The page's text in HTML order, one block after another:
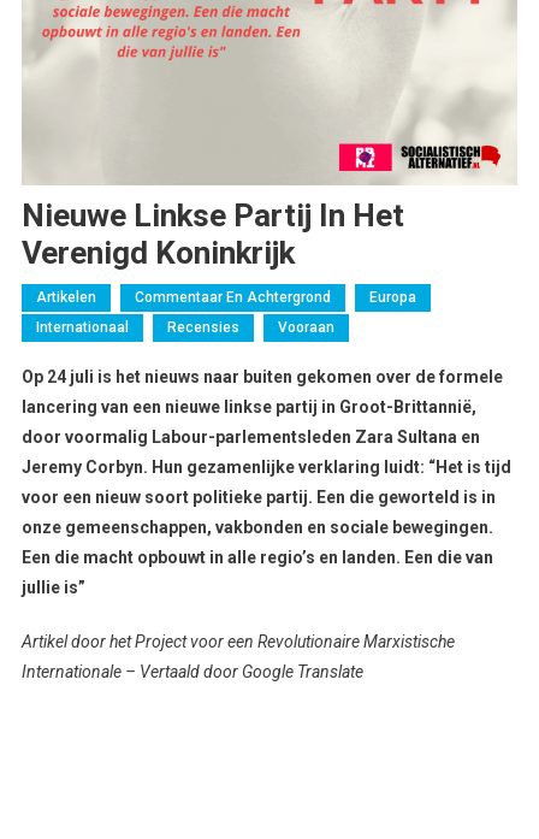
Nieuwe Linkse Partij In Het
Verenigd Koninkrijk
Artikelen Commentaar En Achtergrond
Europa
Internationaal
Recensies Vooraan
Op 24 juli is het nieuws naar buiten gekomen over de formele
lancering van een nieuwe linkse partij in Groot-Brittannië,
door voormalig Labour-parlementsleden Zara Sultana en
Jeremy Corbyn. Hun gezamenlijke verklaring luidt: “Het is tijd
voor een nieuw soort politieke partij. Een die geworteld is in
onze gemeenschappen, vakbonden en sociale bewegingen.
Een die macht opbouwt in alle regio’s en landen. Een die van
jullie is”
Artikel door het Project voor een Revolutionaire Marxistische
Internationale – Vertaald door Google Translate